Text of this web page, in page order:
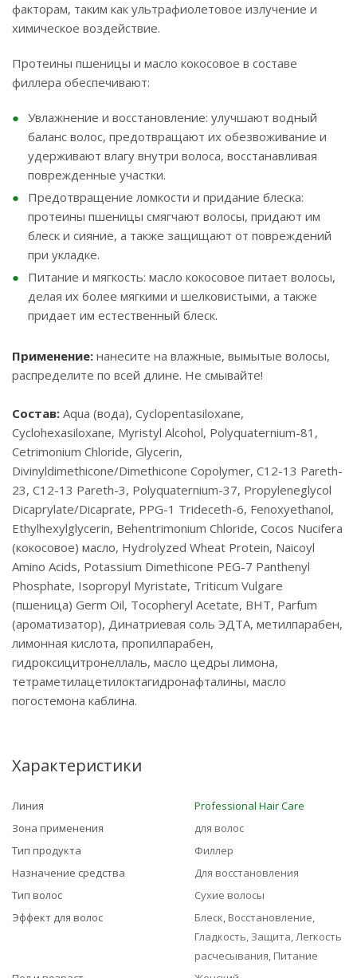
факторам, таким как ультрафиолетовое излучение и
химическое воздействие.
Протеины пшеницы и масло кокосовое в составе
филлера обеспечивают:
Увлажнение и восстановление: улучшают водный
баланс волос, предотвращают их обезвоживание и
удерживают влагу внутри волоса, восстанавливая
поврежденные участки.
Предотвращение ломкости и придание блеска:
протеины пшеницы смягчают волосы, придают им
блеск и сияние, а также защищают от повреждений
при укладке.
Питание и мягкость: масло кокосовое питает волосы,
делая их более мягкими и шелковистыми, а также
придает им естественный блеск.
Применение: нанесите на влажные, вымытые волосы,
распределите по всей длине. Не смывайте!
Состав: Aqua (вода), Cyclopentasiloxane,
Cyclohexasiloxane, Myristyl Alcohol, Polyquaternium-81,
Cetrimonium Chloride, Glycerin,
Divinyldimethicone/Dimethicone Copolymer, C12-13 Pareth-
23, C12-13 Pareth-3, Polyquaternium-37, Propyleneglycol
Dicaprylate/Dicaprate, PPG-1 Trideceth-6, Fenoxyethanol,
Ethylhexylglycerin, Behentrimonium Chloride, Cocos Nucifera
(кокосовое) масло, Hydrolyzed Wheat Protein, Naicoyl
Amino Acids, Potassium Dimethicone PEG-7 Panthenyl
Phosphate, Isopropyl Myristate, Triticum Vulgare
(пшеница) Germ Oil, Tocopheryl Acetate, BHT, Parfum
(ароматизатор), Динатриевая соль ЭДТА, метилпарабен,
лимонная кислота, пропилпарабен,
гидроксицитронеллаль, масло цедры лимона,
тетраметилацетилоктагидронафталины, масло
погостемона каблина.
Характеристики
Линия
Professional Hair Care
Зона применения
для волос
Тип продукта
Филлер
Назначение средства
Для восстановления
Тип волос
Сухие волосы
Эффект для волос
Блеск, Восстановление,
Гладкость, Защита, Легкость
расчесывания, Питание